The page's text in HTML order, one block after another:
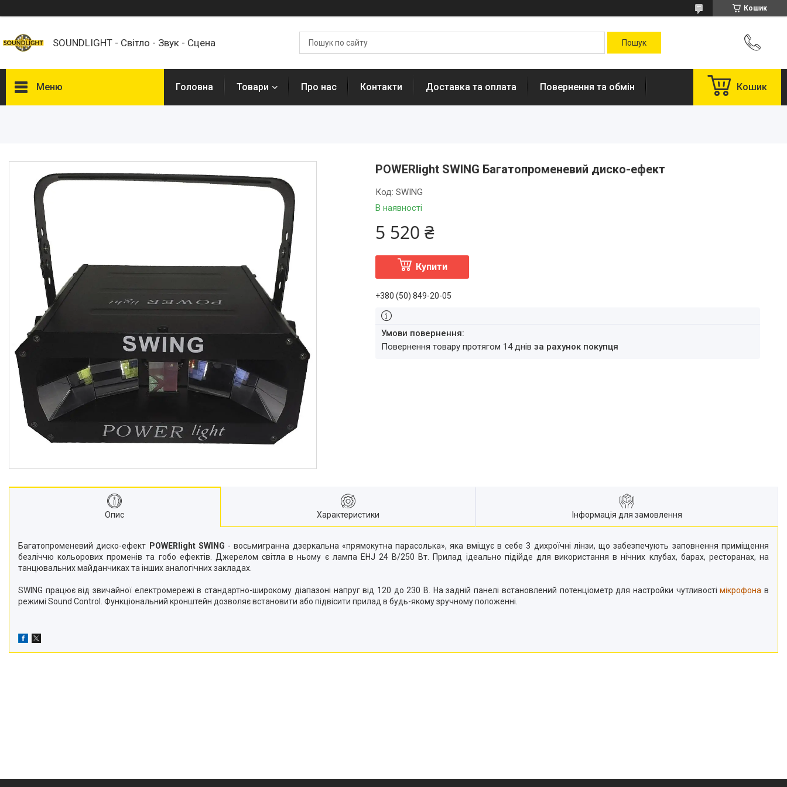
Кошик
SOUNDLIGHT - Світло - Звук - Сцена
Меню
Мікшерні пульти
Мікрофони
Підсилювачі потужності
Трансляційне обладнання
Спецефекти
Системы управления светом
DJ оборудование
Звукові процесори і
еквалайзери
Проектори та екрани
Стійки, кріплення, кейси
Лампи для світлових приладів
Кабельна продукція
Фурнітура для кейсів і
акустичних систем
Новини
Про нас
Головна Товари Про нас Контакти Доставка та оплата Повернення та обмін Кошик
POWERlight SWING Багатопроменевий диско-ефект
В наявності
Код:SWING
5 520 ₴
Купити
+380 (50) 849-20-05
повернення товару протягом 14 днівза рахунок покупця
Опис Характеристики Інформація для замовлення
Багатопроменевий диско-ефект POWERlight SWING - восьмигранна дзеркальна «прямокутна парасолька», яка вміщує в себе 3 дихроїчні лінзи, що забезпечують заповнення приміщення
безліччю кольорових променів та гобо ефектів. Джерелом світла в ньому є лампа EHJ 24 В/250 Вт. Прилад ідеально підійде для використання в нічних клубах, барах, ресторанах, на
танцювальних майданчиках та інших аналогічних закладах.
SWING працює від звичайної електромережі в стандартно-широкому діапазоні напруг від 120 до 230 В. На задній панелі встановлений потенціометр для настройки чутливостімікрофона в
режимі Sound Control. Функціональний кронштейн дозволяє встановити або підвісити прилад в будь-якому зручному положенні.